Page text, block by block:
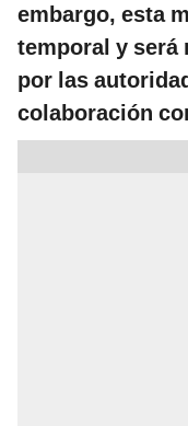
embargo, esta
temporal y será
por las
colaboración